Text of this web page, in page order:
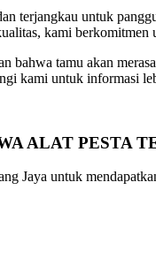
terjangkau untuk
kami berkomitmen
bahwa tamu akan
kami untuk informasi
ALAT PESTA
Jaya untuk